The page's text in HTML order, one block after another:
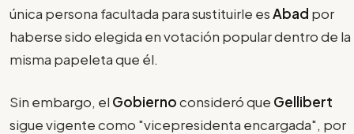
única persona facultada para sustituirle esAbad por
haberse sido elegida en votación popular dentro de la
misma papeleta que él.
Sin embargo, el Gobiernoconsideró que Gellibert
sigue vigente como "vicepresidenta encargada", por